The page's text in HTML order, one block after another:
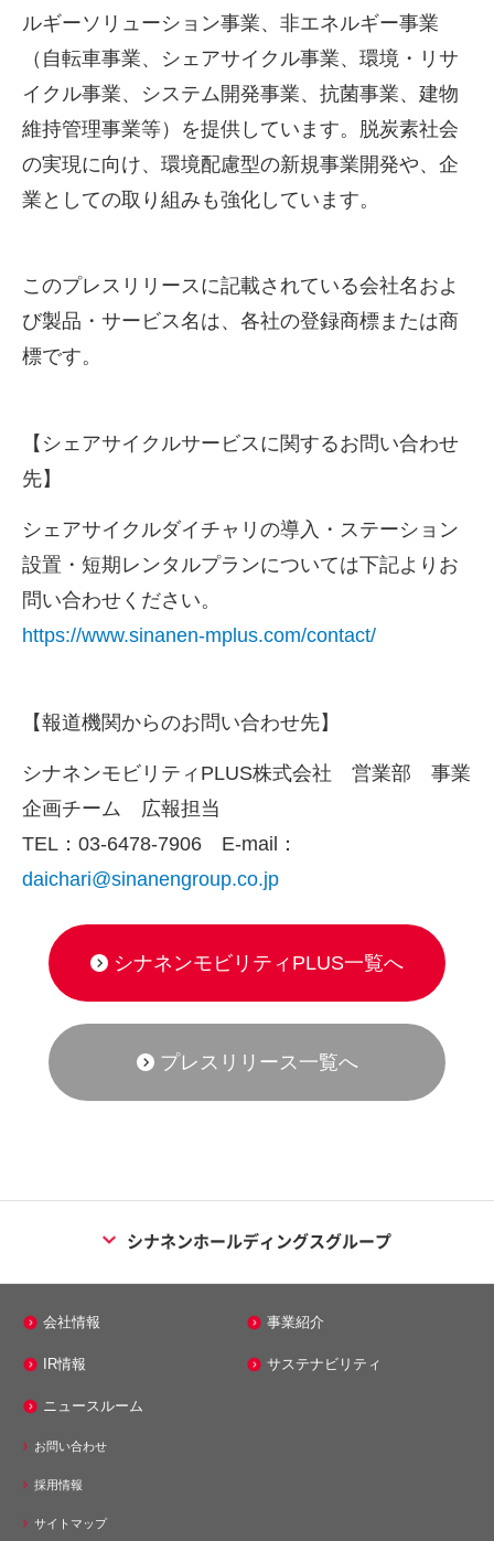
ルギーソリューション事業、非エネルギー事業
（自転車事業、シェアサイクル事業、環境・リサ
イクル事業、システム開発事業、抗菌事業、建物
維持管理事業等）を提供しています。脱炭素社会
の実現に向け、環境配慮型の新規事業開発や、企
業としての取り組みも強化しています。
このプレスリリースに記載されている会社名およ
び製品・サービス名は、各社の登録商標または商
標です。
【シェアサイクルサービスに関するお問い合わせ
先】
シェアサイクルダイチャリの導入・ステーション
設置・短期レンタルプランについては下記よりお
問い合わせください。
https://www.sinanen-mplus.com/contact/
【報道機関からのお問い合わせ先】
シナネンモビリティPLUS株式会社 営業部 事業
企画チーム 広報担当
TEL：03-6478-7906 E-mail：
daichari@sinanengroup.co.jp
プレスリリース一覧へ
シナネンモビリティPLUS一覧へ
シナネンホールディングスグループ
エネルギー事業
株式会社ミノス
会社情報 事業紹介
IR情報 サステナビリティ
ニュースルーム
お問い合わせ
採用情報
サイトマップ